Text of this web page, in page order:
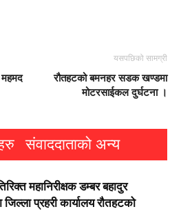
महमद
यसपछिको सामग्री
रौतहटको बमनहर सडक खण्डमा
मोटरसाईकल दुर्घटना ।
संवाददाताको अन्य
महानिरीक्षक डम्बर बहादुर
जिल्ला प्रहरी कार्यालय रौतहटको